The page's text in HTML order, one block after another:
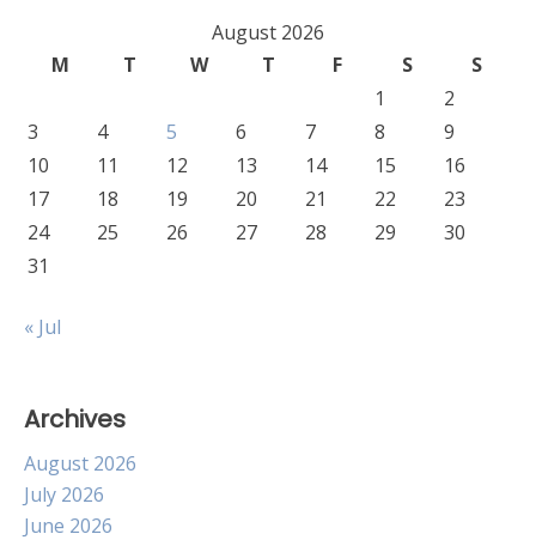
August 2026
M
T W T F S
S
1
2
3
4 5 6 7 8
9
10
11 12 13 14 15
16
17
18 19 20 21 22
23
24
25 26 27 28 29
30
31
« Jul
Archives
August 2026
July 2026
June 2026